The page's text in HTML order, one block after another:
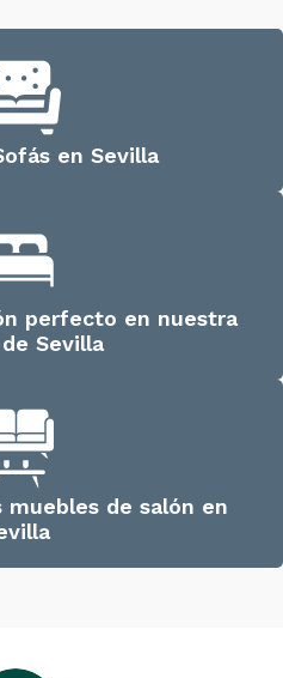
en Sevilla
perfecto en nuestra
Sevilla
muebles de salón en